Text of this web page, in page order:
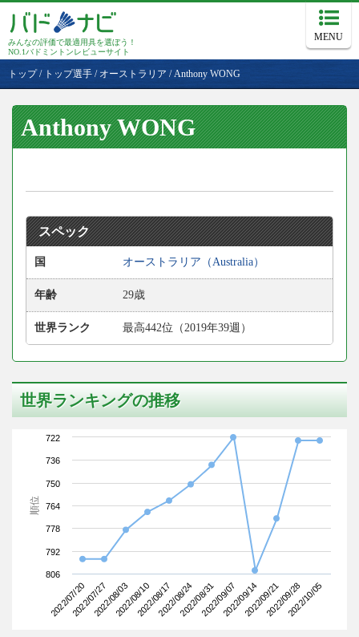
みんなの評価で最適用具を選ぼう！
NO.1バドミントンレビューサイト
MENU
トップ/ トップ選手 / オーストラリア / Anthony WONG
Anthony WONG
スペック
国 オーストラリア（Australia）
年齢 29歳
世界ランク 最高442位（2019年39週）
世界ランキングの推移
順位
2022/07/202022/07/272022/08/032022/08/102022/08/172022/08/242022/08/312022/09/072022/09/142022/09/212022/09/282022/10/05
722
736
750
764
778
792
806